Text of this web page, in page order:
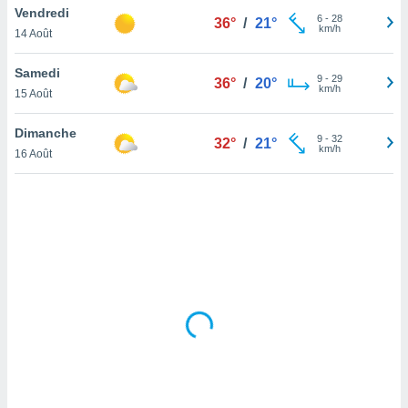
en
de
Vendredi
14 Août
36° / 21° 6- 28
km/h
Samedi
15 Août
36° / 20° 9- 29
km/h
Dimanche
16 Août
32° / 21° 9- 32
km/h